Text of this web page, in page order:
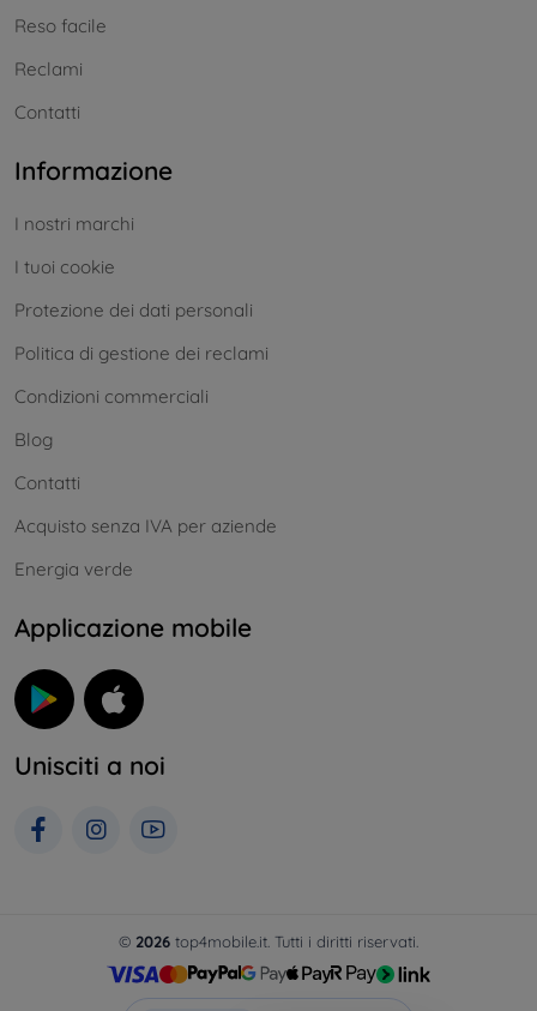
Reso facile
Reclami
Contatti
Informazione
I nostri marchi
I tuoi cookie
Protezione dei dati personali
Politica di gestione dei reclami
Condizioni commerciali
Blog
Contatti
Acquisto senza IVA per aziende
Energia verde
Applicazione mobile
Unisciti a noi
© 2026 top4mobile.it. Tutti i diritti riservati.